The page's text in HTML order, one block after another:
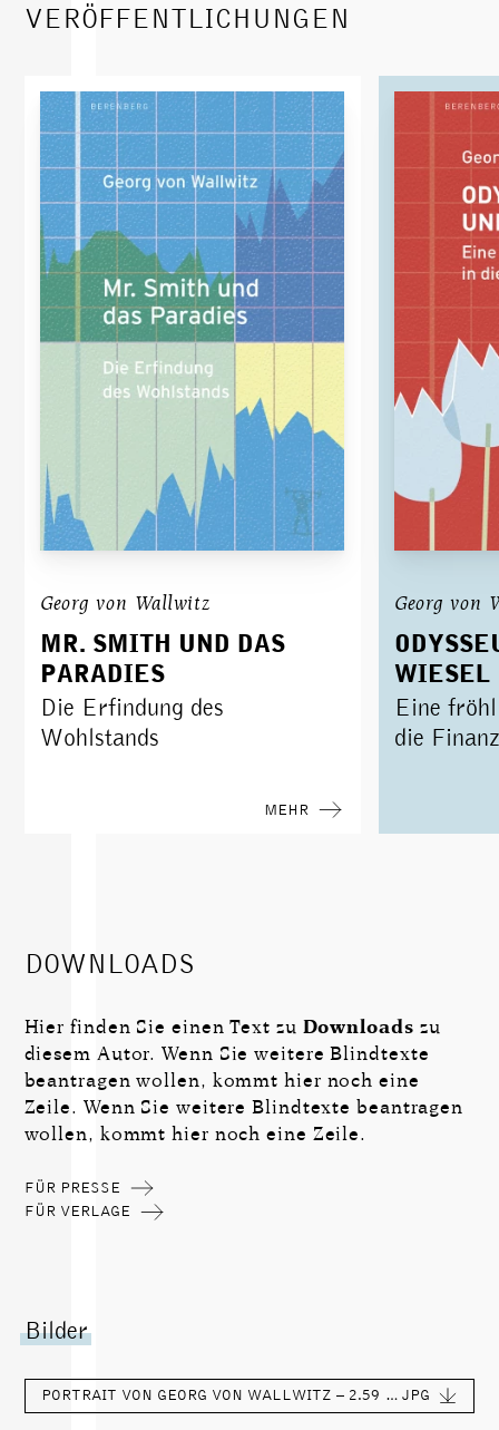
VERÖFFENTLICHUNGEN
Georg von Wallwitz
MR. SMITH UND DAS
PARADIES
Die Erfindung des
Wohlstands
MEHR
Georg von
WIESEL
Eine
die
DOWNLOADS
Hier finden Sie einen Text zu Downloads zu
diesem Autor. Wenn Sie weitere Blindtexte
beantragen wollen, kommt hier noch eine
Zeile. Wenn Sie weitere Blindtexte beantragen
wollen, kommt hier noch eine Zeile.
FÜR PRESSE
FÜR VERLAGE
Bilder
PORTRAIT VON GEORG VON WALLWITZ – 2.59 MB JPG